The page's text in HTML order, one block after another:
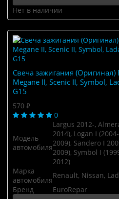
Нет в наличии
Свеча зажигания (Оригинал)
Megane II, Scenic II, Symbol,
G15
570 ₽
0
Модель
автомобиля
Largus 2012-,
2014), Logan I
2009), Sandero I
2009), Symbol I
2012)
Марка
автомобиля
Renault, Nissan,
Бренд
EuroRepar